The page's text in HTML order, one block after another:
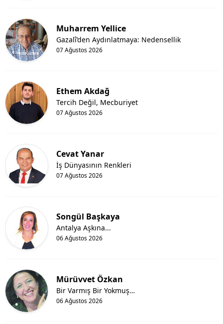
Muharrem Yellice
07 Ağustos 2026
Gazalî’den Aydınlatmaya: Nedensellik
Ethem Akdağ
07 Ağustos 2026
Tercih Değil, Mecburiyet
Cevat Yanar
07 Ağustos 2026
İş Dünyasının Renkleri
Songül Başkaya
06 Ağustos 2026
Antalya Aşkına...
Mürüvvet Özkan
06 Ağustos 2026
Bir Varmış Bir Yokmuş…